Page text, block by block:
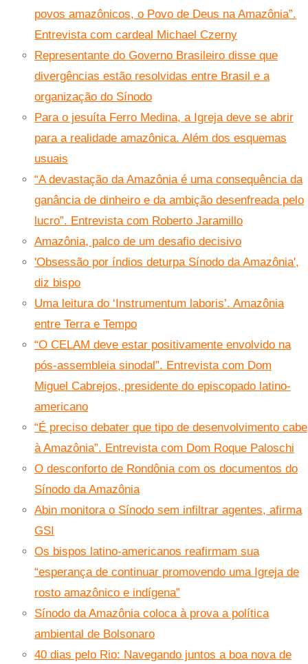
povos amazônicos, o Povo de Deus na Amazônia”.
Entrevista com cardeal Michael Czerny
Representante do Governo Brasileiro disse que
divergências estão resolvidas entre Brasil e a
organização do Sínodo
Para o jesuíta Ferro Medina, a Igreja deve se abrir
para a realidade amazônica. Além dos esquemas
usuais
“A devastação da Amazônia é uma consequência da
ganância de dinheiro e da ambição desenfreada pelo
lucro”. Entrevista com Roberto Jaramillo
Amazônia, palco de um desafio decisivo
'Obsessão por índios deturpa Sínodo da Amazônia',
diz bispo
Uma leitura do ‘Instrumentum laboris’. Amazônia
entre Terra e Tempo
“O CELAM deve estar positivamente envolvido na
pós-assembleia sinodal”. Entrevista com Dom
Miguel Cabrejos, presidente do episcopado latino-
americano
“É preciso debater que tipo de desenvolvimento cabe
à Amazônia”. Entrevista com Dom Roque Paloschi
O desconforto de Rondônia com os documentos do
Sínodo da Amazônia
Abin monitora o Sínodo sem infiltrar agentes, afirma
GSI
Os bispos latino-americanos reafirmam sua
“esperança de continuar promovendo uma Igreja de
rosto amazônico e indígena”
Sínodo da Amazônia coloca à prova a política
ambiental de Bolsonaro
40 dias pelo Rio: Navegando juntos a boa nova de